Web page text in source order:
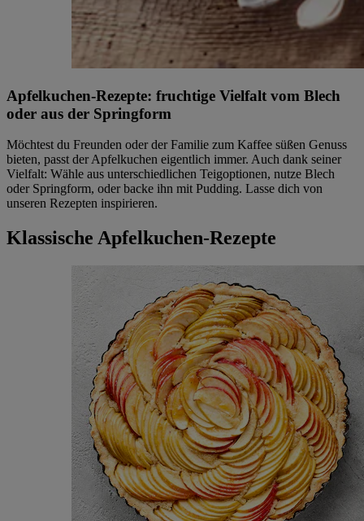
Apfelkuchen-Rezepte: fruchtige Vielfalt vom Blech
oder aus der Springform
Möchtest du Freunden oder der Familie zum Kaffee süßen Genuss
bieten, passt der Apfelkuchen eigentlich immer. Auch dank seiner
Vielfalt: Wähle aus unterschiedlichen Teigoptionen, nutze Blech
oder Springform, oder backe ihn mit Pudding. Lasse dich von
unseren Rezepten inspirieren.
Klassische Apfelkuchen-Rezepte